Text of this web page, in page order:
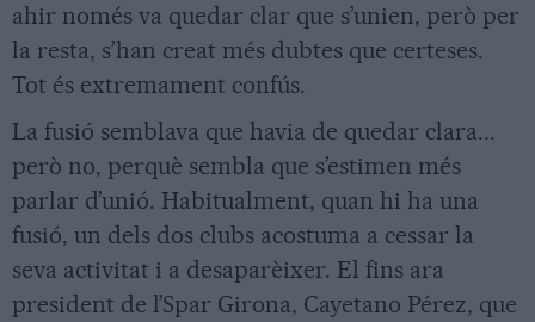
ahir només va quedar clar que s’unien, però per
la resta, s’han creat més dubtes que certeses.
Tot és extremament confús.
La fusió semblava que havia de quedar clara...
però no, perquè sembla que s’estimen més
parlar d’unió. Habitualment, quan hi ha una
fusió, un dels dos clubs acostuma a cessar la
seva activitat i a desaparèixer. El fins ara
president de l’Spar Girona, Cayetano Pérez, que